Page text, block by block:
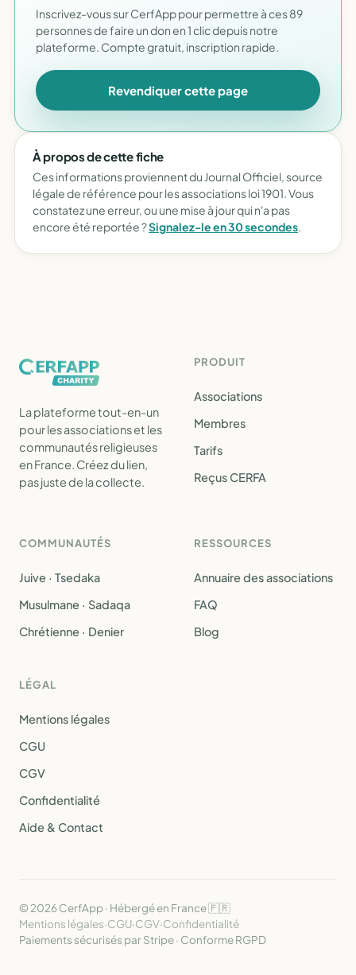
Inscrivez-vous sur CerfApp pour permettre à ces 89
personnes de faire un don en 1 clic depuis notre
plateforme. Compte gratuit, inscription rapide.
Revendiquer cette page
À propos de cette fiche
Ces informations proviennent du Journal Officiel, source
légale de référence pour les associations loi 1901. Vous
constatez une erreur, ou une mise à jour qui n'a pas
encore été reportée ?Signalez-le en 30 secondes.
La plateforme tout-en-un
pour les associations et les
communautés religieuses
en France. Créez du lien,
pas juste de la collecte.
PRODUIT
Associations
Membres
Tarifs
Reçus CERFA
COMMUNAUTÉS
Juive · Tsedaka
Musulmane · Sadaqa
Chrétienne · Denier
RESSOURCES
Annuaire des associations
FAQ
Blog
LÉGAL
Mentions légales
CGU
CGV
Confidentialité
Aide & Contact
© 2026 CerfApp · Hébergé en France 🇫🇷
Mentions légales·CGU·CGV·Confidentialité
Paiements sécurisés par Stripe · Conforme RGPD